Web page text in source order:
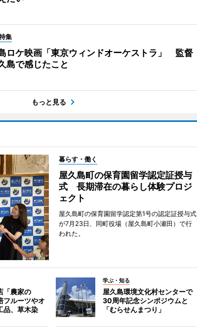
集
ロケ映画「東京ウィンドオーケストラ」 監督
島で感じたこと
もっと見る
暮らす・働く
屋久島町の保育園留学認定証授与
式 長期滞在の暮らし体験プロジ
ェクト
屋久島町の保育園留学認定第1号の認定証授与式
が7月23日、同町役場（屋久島町小瀬田）で行
われた。
「農家の
ルーツやオ
品、草木染
学ぶ・知る
屋久島環境文化村センターで
30周年記念シンポジウムと
「むらせんまつり」